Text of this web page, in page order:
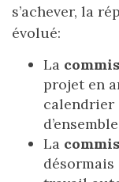
s’achever, la
évolué:
La
projet en
calendrier
La